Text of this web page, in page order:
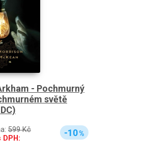
- Pochmurný
světě
599 Kč
DPH:
-10%